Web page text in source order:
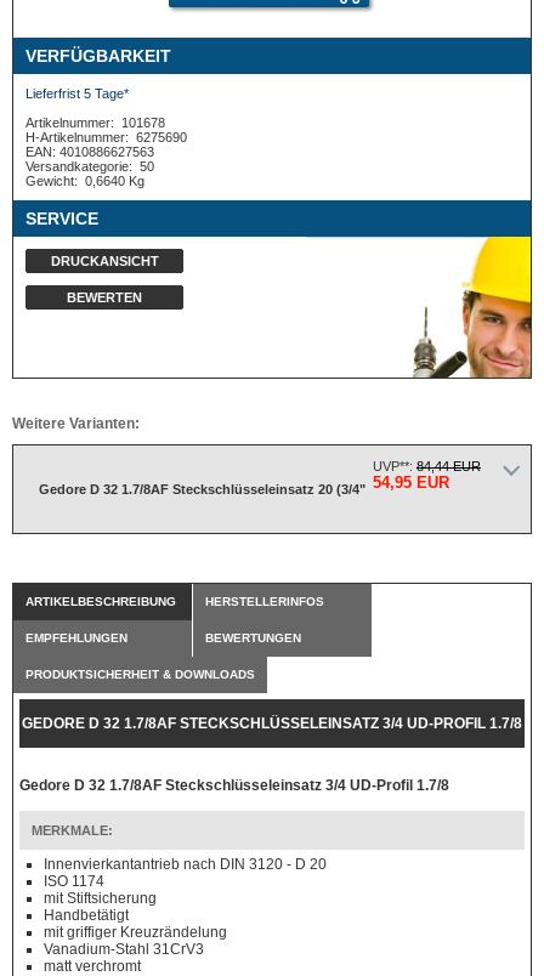
VERFÜGBARKEIT
Lieferfrist 5 Tage*
Artikelnummer:
101678
H-Artikelnummer: 6275690
EAN: 4010886627563
Versandkategorie: 50
Gewicht: 0,6640 Kg
SERVICE
DRUCKANSICHT
BEWERTEN
Weitere Varianten:
Gedore D 32 1.7/8AF Steckschlüsseleinsatz 20 (3/4"
UVP**: 84,44 EUR
54,95 EUR
ARTIKELBESCHREIBUNG HERSTELLERINFOS
EMPFEHLUNGEN BEWERTUNGEN
PRODUKTSICHERHEIT & DOWNLOADS
GEDORE D 32 1.7/8AF STECKSCHLÜSSELEINSATZ 3/4 UD-PROFIL 1.7/8
Gedore D 32 1.7/8AF Steckschlüsseleinsatz 3/4 UD-Profil 1.7/8
MERKMALE:
Innenvierkantantrieb nach DIN 3120 - D 20
ISO 1174
mit Stiftsicherung
Handbetätigt
mit griffiger Kreuzrändelung
Vanadium-Stahl 31CrV3
matt verchromt